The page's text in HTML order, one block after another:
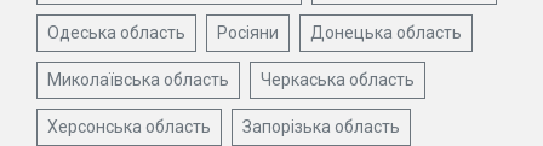
Одеська область Росіяни Донецька область
Миколаївська область Черкаська область
Херсонська область Запорізька область